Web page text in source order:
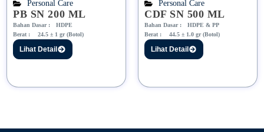
Personal Care
PB SN 200 ML
Bahan Dasar :
HDPE
Berat :
24.5 ± 1 gr (Botol)
Lihat Detail
Personal Care
CDF SN 500 ML
Bahan Dasar :
HDPE & PP
Berat :
44.5 ± 1.0 gr (Botol)
Lihat Detail